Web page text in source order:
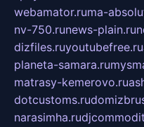
webamator.ruma-
nv-750.runews-plain.ru
dizfiles.ruyoutubefree.ru
planeta-samara.ru
matrasy-kemerovo.ru
dotcustoms.ru
narasimha.ru